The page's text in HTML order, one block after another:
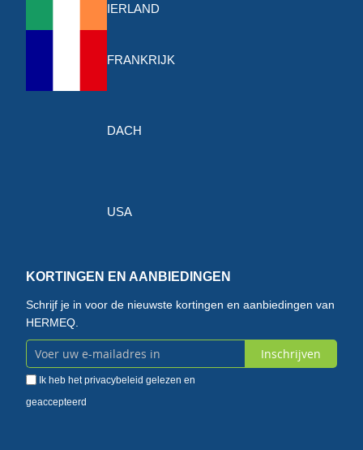
IERLAND
FRANKRIJK
DACH
USA
KORTINGEN EN AANBIEDINGEN
Schrijf je in voor de nieuwste kortingen en aanbiedingen van
HERMEQ.
Abonneer
u
Inschrijven
Ik heb hetprivacybeleid gelezen en
geaccepteerd